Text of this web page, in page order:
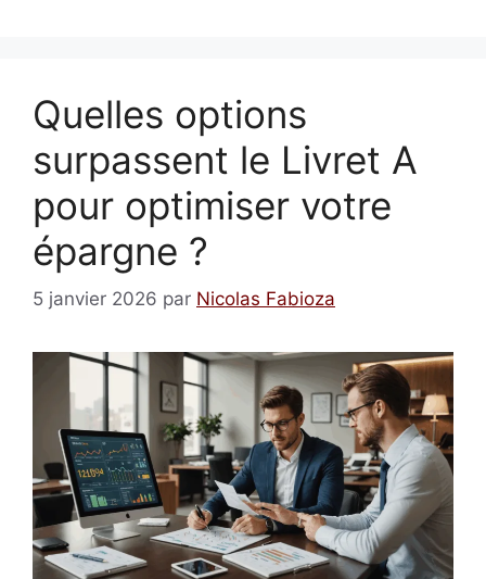
Quelles options
surpassent le Livret A
pour optimiser votre
épargne ?
5 janvier 2026 par Nicolas Fabioza